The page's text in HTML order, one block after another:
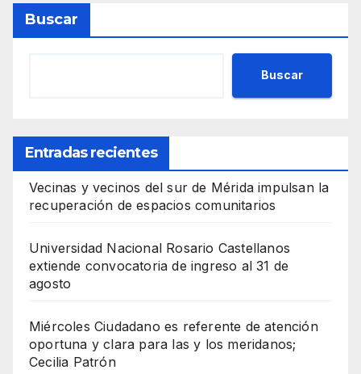
Buscar
Buscar
Entradas recientes
Vecinas y vecinos del sur de Mérida impulsan la
recuperación de espacios comunitarios
Universidad Nacional Rosario Castellanos
extiende convocatoria de ingreso al 31 de
agosto
Miércoles Ciudadano es referente de atención
oportuna y clara para las y los meridanos;
Cecilia Patrón